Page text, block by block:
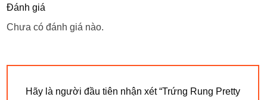
Đánh giá
Chưa có đánh giá nào.
Hãy là người đầu tiên nhận xét “Trứng Rung Pretty